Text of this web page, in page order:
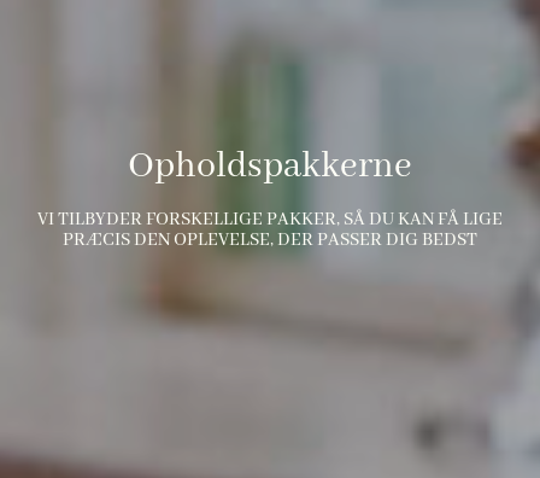
Opholdspakkerne
VI TILBYDER FORSKELLIGE PAKKER, SÅ DU KAN FÅ LIGE
PRÆCIS DEN OPLEVELSE, DER PASSER DIG BEDST